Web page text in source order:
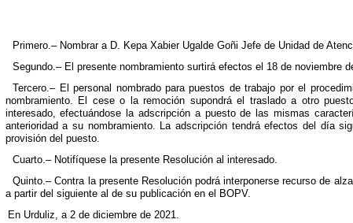
Primero.– Nombrar a D. Kepa Xabier Ugalde Goñi Jefe de Unidad de
Segundo.– El presente nombramiento surtirá efectos el 18 de noviembre
Tercero.– El personal nombrado para puestos de trabajo por el
nombramiento. El cese o la remoción supondrá el traslado a otro
interesado, efectuándose la adscripción a puesto de las mismas
anterioridad a su nombramiento. La adscripción tendrá efectos del día
provisión del puesto.
Cuarto.– Notifíquese la presente Resolución al interesado.
Quinto.– Contra la presente Resolución podrá interponerse recurso de
a partir del siguiente al de su publicación en el BOPV.
En Urduliz, a 2 de diciembre de 2021.